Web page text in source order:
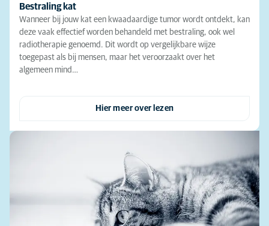
Bestraling kat
Wanneer bij jouw kat een kwaadaardige tumor wordt ontdekt, kan
deze vaak effectief worden behandeld met bestraling, ook wel
radiotherapie genoemd. Dit wordt op vergelijkbare wijze
toegepast als bij mensen, maar het veroorzaakt over het
algemeen mind…
Hier meer over lezen